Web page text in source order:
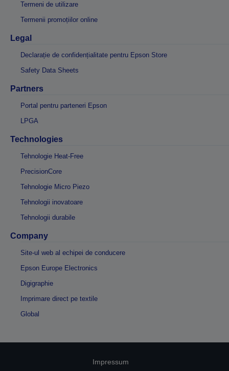
Termeni de utilizare
Termenii promoțiilor online
Legal
Declarație de confidențialitate pentru Epson Store
Safety Data Sheets
Partners
Portal pentru parteneri Epson
LPGA
Technologies
Tehnologie Heat-Free
PrecisionCore
Tehnologie Micro Piezo
Tehnologii inovatoare
Tehnologii durabile
Company
Site-ul web al echipei de conducere
Epson Europe Electronics
Digigraphie
Imprimare direct pe textile
Global
Impressum